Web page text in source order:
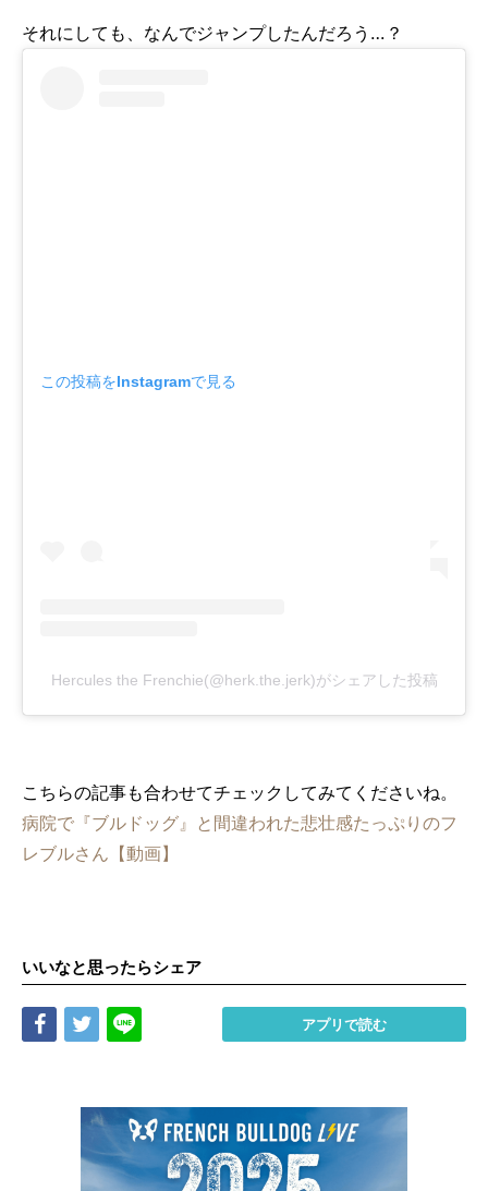
それにしても、なんでジャンプしたんだろう…？
この投稿をInstagramで見る
Hercules the Frenchie(@herk.the.jerk)がシェアした投稿
こちらの記事も合わせてチェックしてみてくださいね。
病院で『ブルドッグ』と間違われた悲壮感たっぷりのフ
レブルさん【動画】
いいなと思ったらシェア
Share Tweet アプリで読む